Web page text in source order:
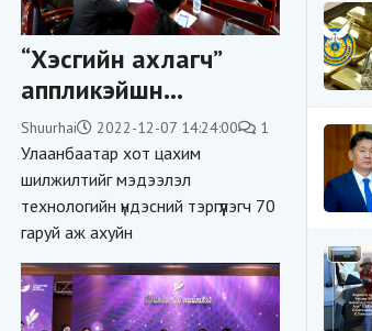
“Хэсгийн ахлагч”
аппликэйшн
мэдээллийг
цахимжуулж,
ахлагчдын ажлыг
хялбаршуулна
Shuurhai 2022-12-07 14:24:00 1
Улаанбаатар хот цахим
шилжилтийг мэдээлэл
технологийн үндэсний тэргүүлэгч 70
гаруй аж ахуйн